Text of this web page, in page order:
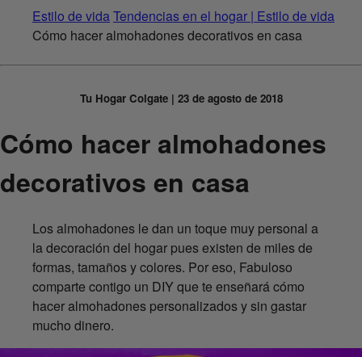
Estilo de vidaTendencias en el hogar | Estilo de vida
Cómo hacer almohadones decorativos en casa
Tu Hogar Colgate | 23 de agosto de 2018
Cómo hacer almohadones
decorativos en casa
Los almohadones le dan un toque muy personal a
la decoración del hogar pues existen de miles de
formas, tamaños y colores. Por eso, Fabuloso
comparte contigo un DIY que te enseñará cómo
hacer almohadones personalizados y sin gastar
mucho dinero.